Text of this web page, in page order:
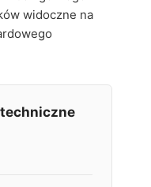
widoczne na